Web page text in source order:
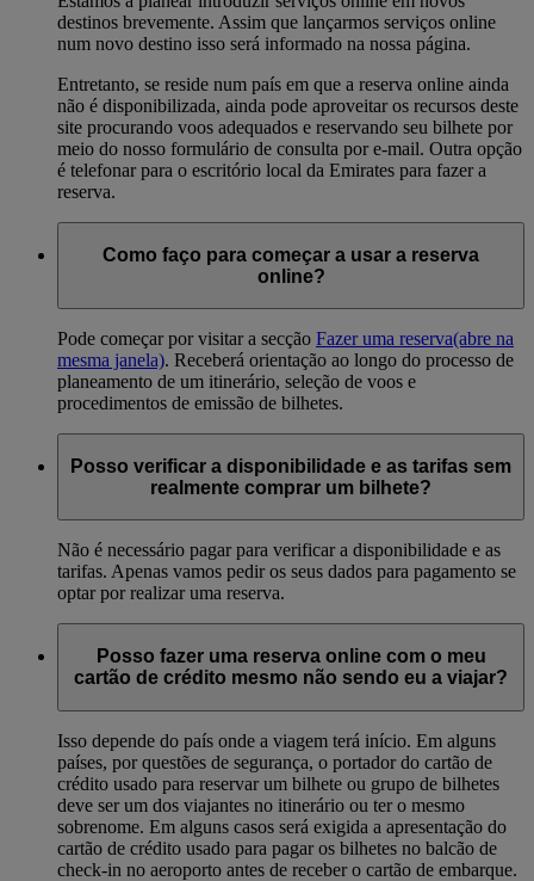
destinos brevemente. Assim que lançarmos serviços online
num novo destino isso será informado na nossa página.
Entretanto, se reside num país em que a reserva online ainda
não é disponibilizada, ainda pode aproveitar os recursos deste
site procurando voos adequados e reservando seu bilhete por
meio do nosso formulário de consulta por e-mail. Outra opção
é telefonar para o escritório local da Emirates para fazer a
reserva.
Como faço para começar a usar a reserva
online?
Pode começar por visitar a secção Fazer uma reserva(abre na
mesma janela). Receberá orientação ao longo do processo de
planeamento de um itinerário, seleção de voos e
procedimentos de emissão de bilhetes.
Posso verificar a disponibilidade e as tarifas sem
realmente comprar um bilhete?
Não é necessário pagar para verificar a disponibilidade e as
tarifas. Apenas vamos pedir os seus dados para pagamento se
optar por realizar uma reserva.
Posso fazer uma reserva online com o meu
cartão de crédito mesmo não sendo eu a viajar?
Isso depende do país onde a viagem terá início. Em alguns
países, por questões de segurança, o portador do cartão de
crédito usado para reservar um bilhete ou grupo de bilhetes
deve ser um dos viajantes no itinerário ou ter o mesmo
sobrenome. Em alguns casos será exigida a apresentação do
cartão de crédito usado para pagar os bilhetes no balcão de
check-in no aeroporto antes de receber o cartão de embarque.